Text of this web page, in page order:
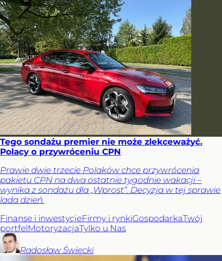
Tego sondażu premier nie może zlekceważyć.
Polacy o przywróceniu CPN
Prawie dwie trzecie Polaków chce przywrócenia
pakietu CPN na dwa ostatnie tygodnie wakacji –
wynika z sondażu dla „Wprost”. Decyzja w tej sprawie
lada dzień.
Finanse i inwestycjeFirmy i rynkiGospodarkaTwój
portfelMotoryzacjaTylko u Nas
Radosław Święcki